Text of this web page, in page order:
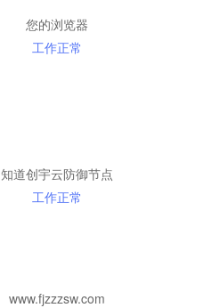
您的浏览器
工作正常
知道创宇云防御节点
工作正常
www.fjzzzsw.com